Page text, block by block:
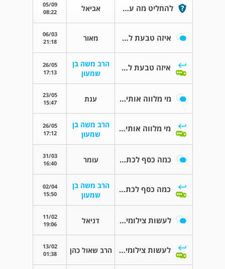
להחליט מה עושים בחופה אביאל
05/09
08:22
איזה טבעת לקנות לחתונה? מאור
06/03
21:18
איזה טבעת לקנות לחתונה?
הרב משה בן
שמעון
26/05
17:13
מי מלווה אותי לחופה ענת
23/05
15:47
מי מלווה אותי לחופה
הרב משה בן
שמעון
26/05
17:12
כמה כסף לכתוב בכתובה עומר
31/03
16:40
כמה כסף לכתוב בכתובה
הרב משה בן
שמעון
02/04
15:50
לעשות צילומים לפני החתונה דניאל
11/02
19:06
לעשות צילומים לפני החתונה הרב שאול כהן
13/02
01:38